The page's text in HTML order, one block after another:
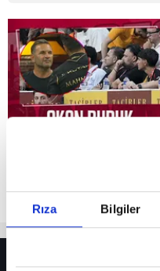
Rıza Bilgiler
Reddet